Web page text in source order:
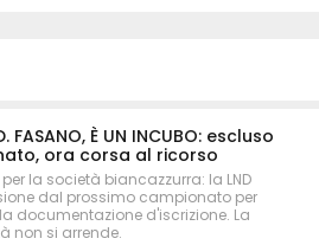
FASANO, È UN INCUBO: escluso
ora corsa al ricorso
la società biancazzurra: la LND
dal prossimo campionato per
documentazione d'iscrizione. La
non si arrende.